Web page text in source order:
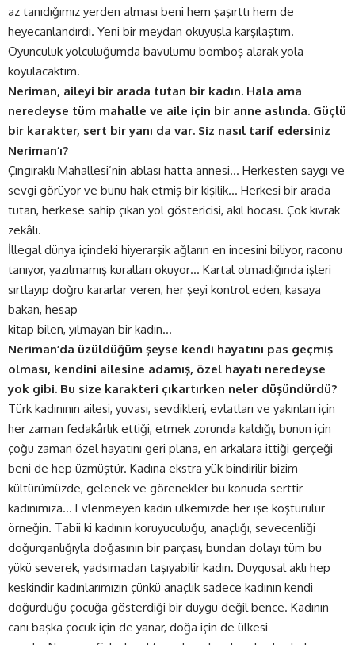
az tanıdığımız yerden alması beni hem şaşırttı hem de
heyecanlandırdı. Yeni bir meydan okuyuşla karşılaştım.
Oyunculuk yolculuğumda bavulumu bomboş alarak yola
koyulacaktım.
Neriman, aileyi bir arada tutan bir kadın. Hala ama
neredeyse tüm mahalle ve aile için bir anne aslında. Güçlü
bir karakter, sert bir yanı da var. Siz nasıl tarif edersiniz
Neriman’ı?
Çıngıraklı Mahallesi’nin ablası hatta annesi… Herkesten saygı ve
sevgi görüyor ve bunu hak etmiş bir kişilik… Herkesi bir arada
tutan, herkese sahip çıkan yol göstericisi, akıl hocası. Çok kıvrak
zekâlı.
İllegal dünya içindeki hiyerarşik ağların en incesini biliyor, raconu
tanıyor, yazılmamış kuralları okuyor… Kartal olmadığında işleri
sırtlayıp doğru kararlar veren, her şeyi kontrol eden, kasaya
bakan, hesap
kitap bilen, yılmayan bir kadın…
Neriman’da üzüldüğüm şeyse kendi hayatını pas geçmiş
olması, kendini ailesine adamış, özel hayatı neredeyse
yok gibi. Bu size karakteri çıkartırken neler düşündürdü?
Türk kadınının ailesi, yuvası, sevdikleri, evlatları ve yakınları için
her zaman fedakârlık ettiği, etmek zorunda kaldığı, bunun için
çoğu zaman özel hayatını geri plana, en arkalara ittiği gerçeği
beni de hep üzmüştür. Kadına ekstra yük bindirilir bizim
kültürümüzde, gelenek ve görenekler bu konuda serttir
kadınımıza… Evlenmeyen kadın ülkemizde her işe koşturulur
örneğin. Tabii ki kadının koruyuculuğu, anaçlığı, sevecenliği
doğurganlığıyla doğasının bir parçası, bundan dolayı tüm bu
yükü severek, yadsımadan taşıyabilir kadın. Duygusal aklı hep
keskindir kadınlarımızın çünkü anaçlık sadece kadının kendi
doğurduğu çocuğa gösterdiği bir duygu değil bence. Kadının
canı başka çocuk için de yanar, doğa için de ülkesi